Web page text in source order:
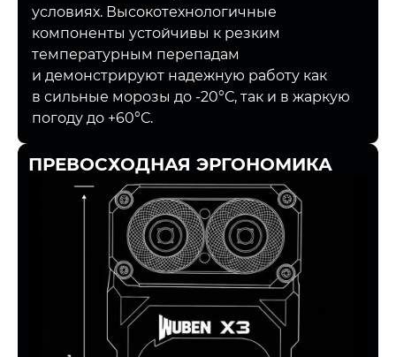
условиях. Высокотехнологичные
компоненты устойчивы к резким
температурным перепадам
и демонстрируют надежную работу как
в сильные морозы до -20°С, так и в жаркую
погоду до +60°С.
ПРЕВОСХОДНАЯ ЭРГОНОМИКА